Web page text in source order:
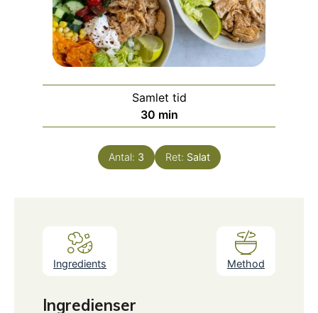
Samlet tid
30minutter
min
Antal: 3 Ret: Salat
Ingredients Method
Ingredienser